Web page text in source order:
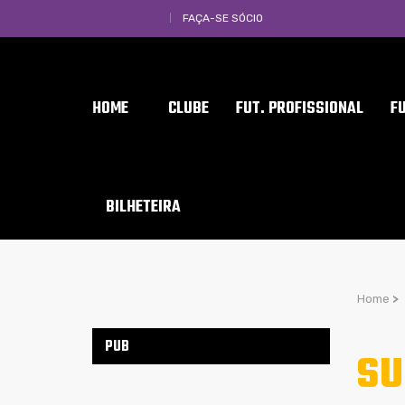
FAÇA-SE SÓCIO
HOME CLUBE FUT. PROFISSIONAL
BILHETEIRA
Home >
PUB